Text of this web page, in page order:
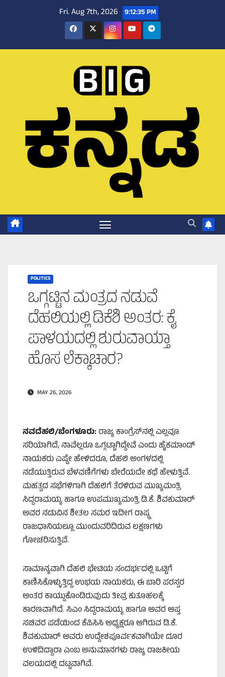
Fri. Aug 7th, 2026 9:12:36 PM
POLITICS
ಒಗ್ಗಟ್ಟಿನ ಮಂತ್ರದ ನಡುವೆ
ದೆಹಲಿಯಲ್ಲಿ ಡಿಕೆಶಿ ಅಂತರ: ಕೈ
ಪಾಳಯದಲ್ಲಿ ಶುರುವಾಯ್ತಾ
ಹೊಸ ಲೆಕ್ಕಾಚಾರ?
MAY 26, 2026
ನವದೆಹಲಿ/ಬೆಂಗಳೂರು:ರಾಜ್ಯ ಕಾಂಗ್ರೆಸ್‌ನಲ್ಲಿ ಎಲ್ಲವೂ
ಸರಿಯಾಗಿದೆ, ನಾವೆಲ್ಲರೂ ಒಗ್ಗಟ್ಟಾಗಿದ್ದೇವೆ ಎಂದು ಹೈಕಮಾಂಡ್
ನಾಯಕರು ಎಷ್ಟೇ ಹೇಳಿದರೂ, ದೆಹಲಿ ಅಂಗಳದಲ್ಲಿ
ನಡೆಯುತ್ತಿರುವ ಬೆಳವಣಿಗೆಗಳು ಬೇರೆಯದೇ ಕಥೆ ಹೇಳುತ್ತಿವೆ.
ಮಹತ್ವದ ಸಭೆಗಳಿಗಾಗಿ ದೆಹಲಿಗೆ ತೆರಳಿರುವ ಮುಖ್ಯಮಂತ್ರಿ
ಸಿದ್ದರಾಮಯ್ಯ ಹಾಗೂ ಉಪಮುಖ್ಯಮಂತ್ರಿ ಡಿ.ಕೆ. ಶಿವಕುಮಾರ್
ಅವರ ನಡುವಿನ ಶೀತಲ ಸಮರ ಇದೀಗ ರಾಷ್ಟ್ರ
ರಾಜಧಾನಿಯಲ್ಲೂ ಮುಂದುವರಿದಿರುವ ಲಕ್ಷಣಗಳು
ಗೋಚರಿಸುತ್ತಿವೆ.
ಸಾಮಾನ್ಯವಾಗಿ ದೆಹಲಿ ಭೇಟಿಯ ಸಂದರ್ಭದಲ್ಲಿ ಒಟ್ಟಿಗೆ
ಕಾಣಿಸಿಕೊಳ್ಳುತ್ತಿದ್ದ ಉಭಯ ನಾಯಕರು, ಈ ಬಾರಿ ಪರಸ್ಪರ
ಅಂತರ ಕಾಯ್ದುಕೊಂಡಿರುವುದು ತೀವ್ರ ಕುತೂಹಲಕ್ಕೆ
ಕಾರಣವಾಗಿದೆ. ಸಿಎಂ ಸಿದ್ದರಾಮಯ್ಯ ಹಾಗೂ ಅವರ ಆಪ್ತ
ಸಚಿವರ ಪಡೆಯಿಂದ ಕೆಪಿಸಿಸಿ ಅಧ್ಯಕ್ಷರೂ ಆಗಿರುವ ಡಿ.ಕೆ.
ಶಿವಕುಮಾರ್ ಅವರು ಉದ್ದೇಶಪೂರ್ವಕವಾಗಿಯೇ ದೂರ
ಉಳಿದಿದ್ದಾರಾ ಎಂಬ ಅನುಮಾನಗಳು ರಾಜ್ಯ ರಾಜಕೀಯ
ವಲಯದಲ್ಲಿ ದಟ್ಟವಾಗಿವೆ.